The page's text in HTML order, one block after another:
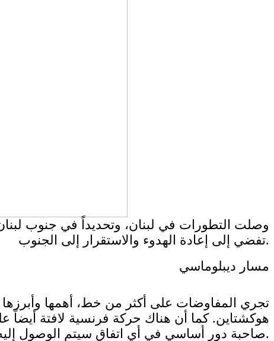
وصلت التطورات في لبنان، وتحديداً في جنوب
تفضي إلى إعادة الهدوء والاستقرار إلى الجنوب.
مسار ديبلوماسي
تجري المفاوضات على أكثر من خط، أهمها
هوكشتاين. كما أن هناك حركة فرنسية لافتة
صاحبة دور أساسي في أي اتفاق سيتم الوصول إليه، وهي تنطلق في طروحاتها من ما يطرحه الأميركيون مع اختلاف في اللهجة والمقاربة.